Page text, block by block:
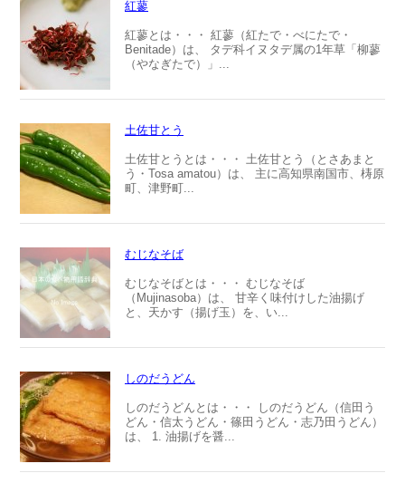
紅蓼
紅蓼とは・・・ 紅蓼（紅たで・べにたで・
Benitade）は、 タデ科イヌタデ属の1年草「柳蓼
（やなぎたで）」...
土佐甘とう
土佐甘とうとは・・・ 土佐甘とう（とさあまと
う・Tosa amatou）は、 主に高知県南国市、梼原
町、津野町...
むじなそば
むじなそばとは・・・ むじなそば
（Mujinasoba）は、 甘辛く味付けした油揚げ
と、天かす（揚げ玉）を、い...
しのだうどん
しのだうどんとは・・・ しのだうどん（信田う
どん・信太うどん・篠田うどん・志乃田うどん）
は、 1. 油揚げを醤...